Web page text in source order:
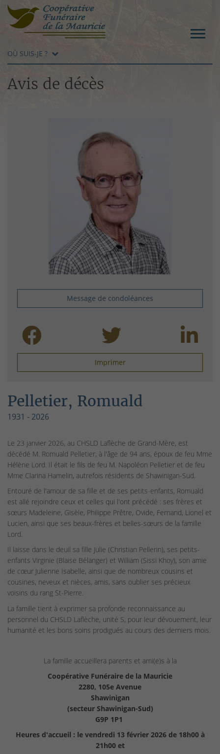
OÙ SUIS-JE ?
Avis de décès
Message de condoléances
Imprimer
Pelletier, Romuald
1931 - 2026
Le 23 janvier 2026, au CHSLD Laflèche de Grand-Mère, est
décédé M. Romuald Pelletier, à l'âge de 94 ans, époux de feu Mme
Hélène Lord. Il était le fils de feu M. Napoléon Pelletier et de feu
Mme Clarina Hamelin, autrefois résidents de Shawinigan-Sud.
Entouré de l'amour de sa fille et de ses petits-enfants, Romuald
est allé rejoindre ceux et celles qui l'ont précédé : ses frères et
sœurs Madeleine, Gisèle, Philippe Prêtre, Ovide, Fernand, Lionel et
Lucien, ainsi que ses beaux-frères et belles-sœurs de la famille
Lord.
Il laisse dans le deuil sa fille Julie (Christian Pellerin), ses petits-
enfants Virginie (Blaise Bélanger) et William (Sissi Khoy), son amie
de cœur Julienne Isabelle, ainsi que de nombreux cousins et
cousines, neveux et nièces, amis, sans oublier ses précieux
voisins du rang St-Pierre.
La famille tient à exprimer sa profonde reconnaissance au
personnel du CHSLD Laflèche, unité S, pour leur dévouement, leur
humanité et les bons soins prodigués au cours des derniers mois.
La famille accueillera parents et ami(e)s à la
Coopérative Funéraire de la Mauricie
2280, 105e Avenue
Shawinigan
(secteur Shawinigan-Sud)
G9P 1P1
Heures d'accueil : le vendredi 13 février 2026 de 18h00 à
21h00 et